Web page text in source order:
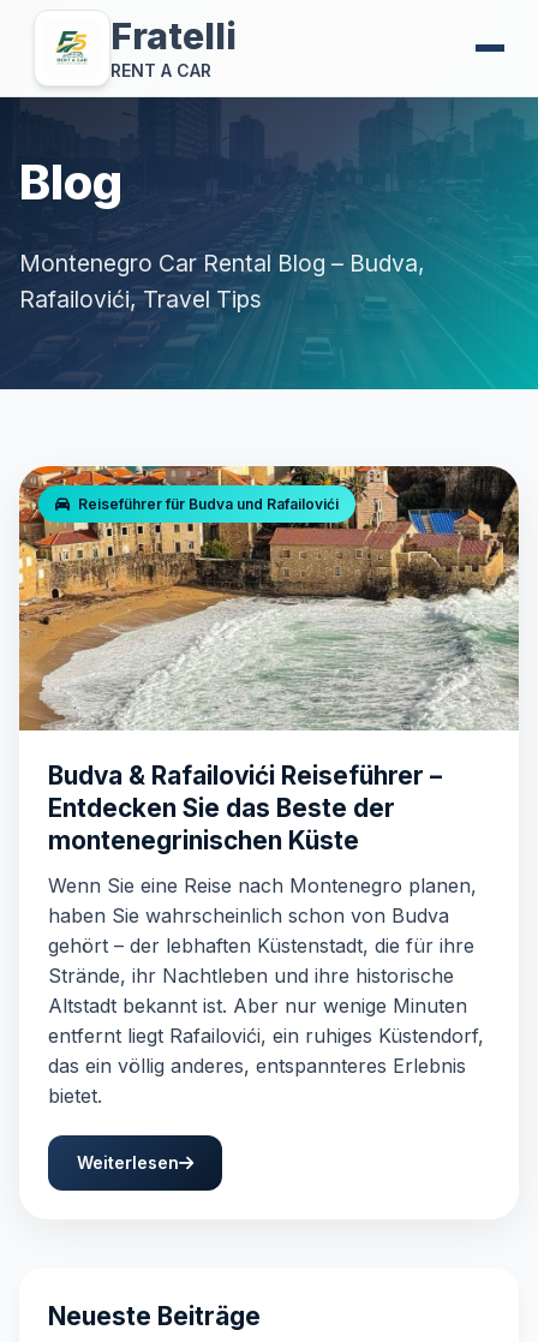
Fratelli
RENT A CAR
Blog
Montenegro Car Rental Blog – Budva,
Rafailovići, Travel Tips
Reiseführer für Budva und Rafailovići
Budva & Rafailovići Reiseführer –
Entdecken Sie das Beste der
montenegrinischen Küste
Wenn Sie eine Reise nach Montenegro planen,
haben Sie wahrscheinlich schon von Budva
gehört – der lebhaften Küstenstadt, die für ihre
Strände, ihr Nachtleben und ihre historische
Altstadt bekannt ist. Aber nur wenige Minuten
entfernt liegt Rafailovići, ein ruhiges Küstendorf,
das ein völlig anderes, entspannteres Erlebnis
bietet.
Weiterlesen
Neueste Beiträge